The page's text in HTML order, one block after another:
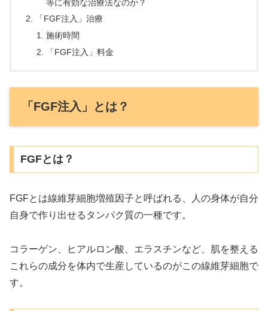
等に有効な治療法なのか？
「FGF注入」治療
施術時間
「FGF注入」料金
「FGF注入」とは？
FGFとは？
FGFとは線維芽細胞増殖因子と呼ばれる、人の身体が自分
自身で作り出せるタンパク質の一種です。
コラーゲン、ヒアルロン酸、エラスチンなど、肌を整える
これらの成分を体内で生産しているのがこの線維芽細胞で
す。